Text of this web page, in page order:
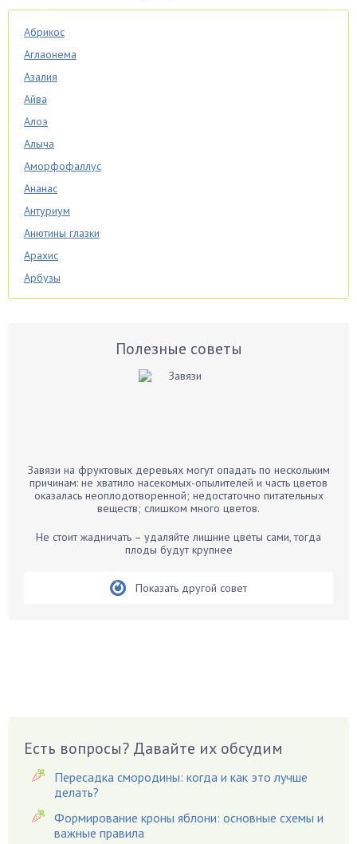
Абрикос
Аглаонема
Азалия
Айва
Алоэ
Алыча
Аморфофаллус
Ананас
Антуриум
Анютины глазки
Арахис
Арбузы
Аспарагус
Бархатцы
Бегония
Бирючина
Вишня
Вредители
Гардения
Гацания
Гвоздики
Полезные советы
Завязи на фруктовых деревьях могут опадать по нескольким
причинам: не хватило насекомых-опылителей и часть цветов
оказалась неоплодотворенной; недостаточно питательных
веществ; слишком много цветов.
Не стоит жадничать – удаляйте лишние цветы сами, тогда
плоды будут крупнее
Показать другой совет
Есть вопросы? Давайте их обсудим
Пересадка смородины: когда и как это лучше
делать?
Формирование кроны яблони: основные схемы и
важные правила